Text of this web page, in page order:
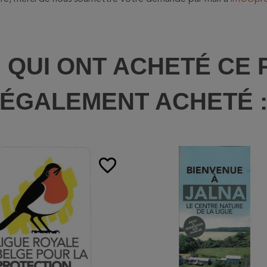
ONT ACHETÉ CE
ÉGALEMENT ACHETÉ :
favorite_border